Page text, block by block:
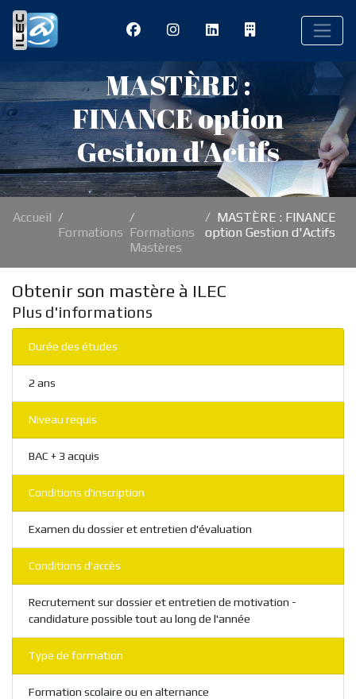
MASTÈRE :
FINANCE option
Gestion d'Actifs
Accueil
Formations Formations
Mastères
MASTÈRE : FINANCE
option Gestion d'Actifs
Obtenir son mastère à ILEC
Plus d'informations
Durée des études
2 ans
Niveau requis
BAC + 3 acquis
Conditions d'inscription
Examen du dossier et entretien d'évaluation
Conditions d'accès
Recrutement sur dossier et entretien de motivation -
candidature possible tout au long de l'année
Type de formation
Formation scolaire ou en alternance